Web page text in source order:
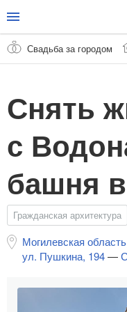
Свадьба за городом
Снять
с
башня
Гражданская архитектура
Могилевская область
ул. Пушкина, 194—